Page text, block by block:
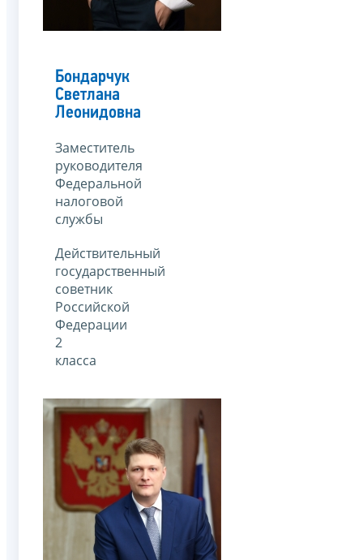
Бондарчук
Светлана
Леонидовна
Заместитель
руководителя
Федеральной
налоговой
службы
Действительный
государственный
советник
Российской
Федерации
2
класса